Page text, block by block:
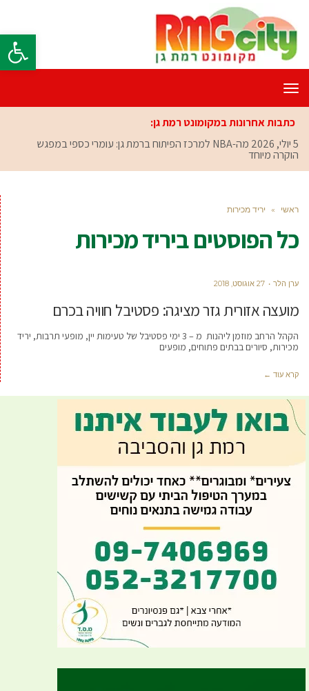
פתח
תפריט
כתבות אחרונות במקומונט רמת גן:
5 יולי, 2026
מה-NBA למרכז הפיתוח ברמת גן: עומרי כספי במפגש
הוקרה מיוחד
ראשי » יריד מכירות
כל הפוסטים ביריד מכירות
ערן הלר 27 אוגוסט, 2018
מועצה אזורית גזר מציגה: פסטיבל חוויה בכרם
הקהל הרחב מוזמן ליהנות מ – 3 ימי פסטיבל של טעימות יין, מופעי תרבות, יריד
מכירות, סיורים בבתים פתוחים, מופעים
קרא עוד ←